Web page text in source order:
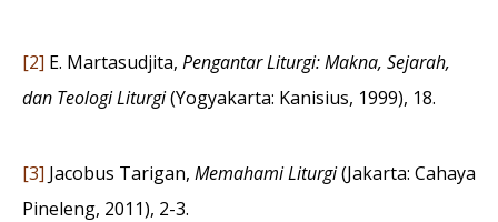
[2] E. Martasudjita, Pengantar Liturgi: Makna, Sejarah,
dan Teologi Liturgi(Yogyakarta: Kanisius, 1999), 18.
[3] Jacobus Tarigan, Memahami Liturgi(Jakarta: Cahaya
Pineleng, 2011), 2-3.